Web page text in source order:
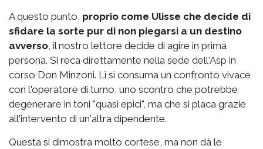
A questo punto, proprio come Ulisse che decide di
sfidare la sorte pur di non piegarsi a un destino
avverso, il nostro lettore decide di agire in prima
persona. Si reca direttamente nella sede dell'Asp in
corso Don Minzoni. Lì si consuma un confronto vivace
con l'operatore di turno, uno scontro che potrebbe
degenerare in toni "quasi epici", ma che si placa grazie
all'intervento di un'altra dipendente.
Questa si dimostra molto cortese, ma non dà le